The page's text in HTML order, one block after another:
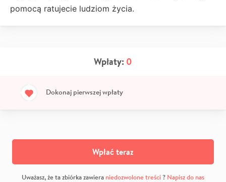
pomocą ratujecie ludziom życia.
Wpłaty: 0
Dokonaj pierwszej wpłaty
Wpłać teraz
Uważasz, że ta zbiórka zawiera niedozwolone treści? Napisz do nas